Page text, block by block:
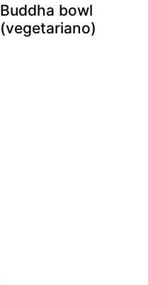
Buddha bowl
(vegetariano)